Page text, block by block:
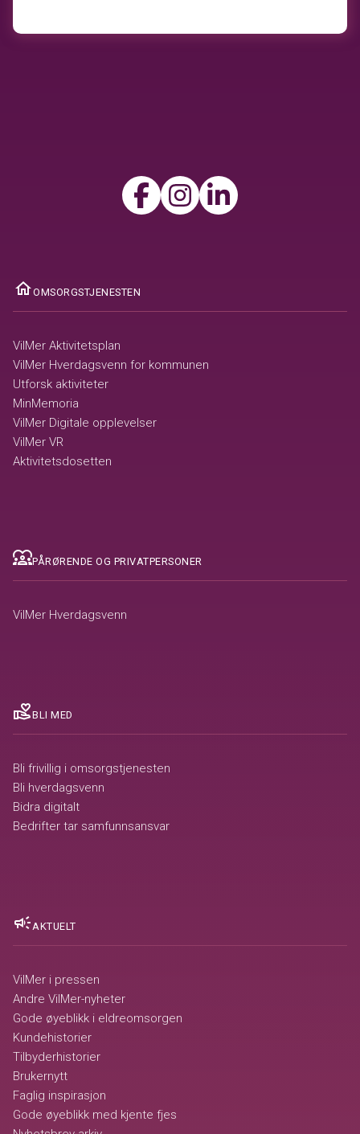
OMSORGSTJENESTEN
VilMer Aktivitetsplan
VilMer Hverdagsvenn for kommunen
Utforsk aktiviteter
MinMemoria
VilMer Digitale opplevelser
VilMer VR
Aktivitetsdosetten
diversity_1PÅRØRENDE OG PRIVATPERSONER
VilMer Hverdagsvenn
volunteer_activismBLI MED
Bli frivillig i omsorgstjenesten
Bli hverdagsvenn
Bidra digitalt
Bedrifter tar samfunnsansvar
campaignAKTUELT
VilMer i pressen
Andre VilMer-nyheter
Gode øyeblikk i eldreomsorgen
Kundehistorier
Tilbyderhistorier
Brukernytt
Faglig inspirasjon
Gode øyeblikk med kjente fjes